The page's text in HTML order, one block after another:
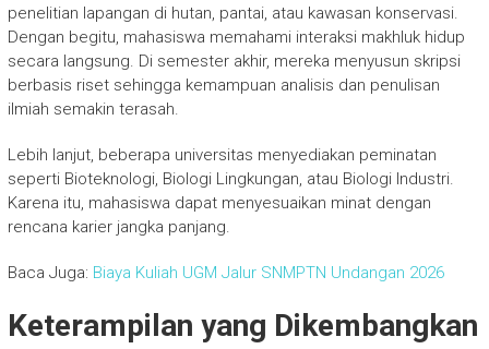
penelitian lapangan di hutan, pantai, atau kawasan konservasi.
Dengan begitu, mahasiswa memahami interaksi makhluk hidup
secara langsung. Di semester akhir, mereka menyusun skripsi
berbasis riset sehingga kemampuan analisis dan penulisan
ilmiah semakin terasah.
Lebih lanjut, beberapa universitas menyediakan peminatan
seperti Bioteknologi, Biologi Lingkungan, atau Biologi Industri.
Karena itu, mahasiswa dapat menyesuaikan minat dengan
rencana karier jangka panjang.
Baca Juga: Biaya Kuliah UGM Jalur SNMPTN Undangan 2026
Keterampilan yang Dikembangkan